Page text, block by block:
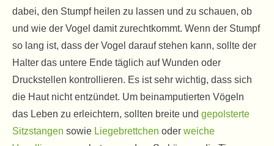
dabei, den Stumpf heilen zu lassen und zu schauen, ob
und wie der Vogel damit zurechtkommt. Wenn der Stumpf
so lang ist, dass der Vogel darauf stehen kann, sollte der
Halter das untere Ende täglich auf Wunden oder
Druckstellen kontrollieren. Es ist sehr wichtig, dass sich
die Haut nicht entzündet. Um beinamputierten Vögeln
das Leben zu erleichtern, sollten breite und gepolsterte
Sitzstangen sowie Liegebrettchen oder weiche